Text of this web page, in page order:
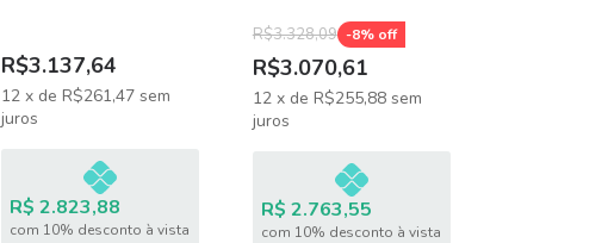
R$3.137,64
12 x de R$261,47 sem
juros
R$ 2.823,88
com 10% desconto à vista
R$3.328,09 -8% off
R$3.070,61
12 x de R$255,88 sem
juros
R$ 2.763,55
com 10% desconto à vista